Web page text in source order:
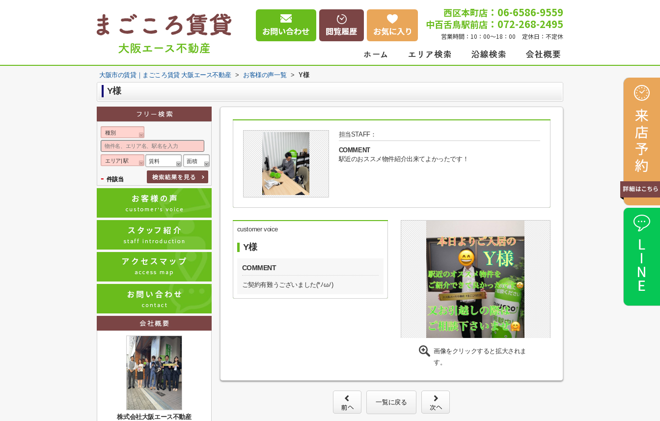
西区本町店 ：06-6586-9559
中百舌鳥駅前店 ：072-268-2495
営業時間： 10：00～18：00 定休日： 不定休
大阪市の賃貸｜まごころ賃貸 大阪エース不動産 > お客様の声一覧 > Y様
Y様
担当STAFF：
COMMENT
駅近のおススメ物件紹介出来てよかったです！
customer voice
Y様
COMMENT
ご契約有難うございました(*ﾉωﾉ)
画像をクリックすると拡大されま
す。
一覧に戻る
種別
エリア| 駅 賃料 面積
- 件該当
株式会社大阪エース不動産